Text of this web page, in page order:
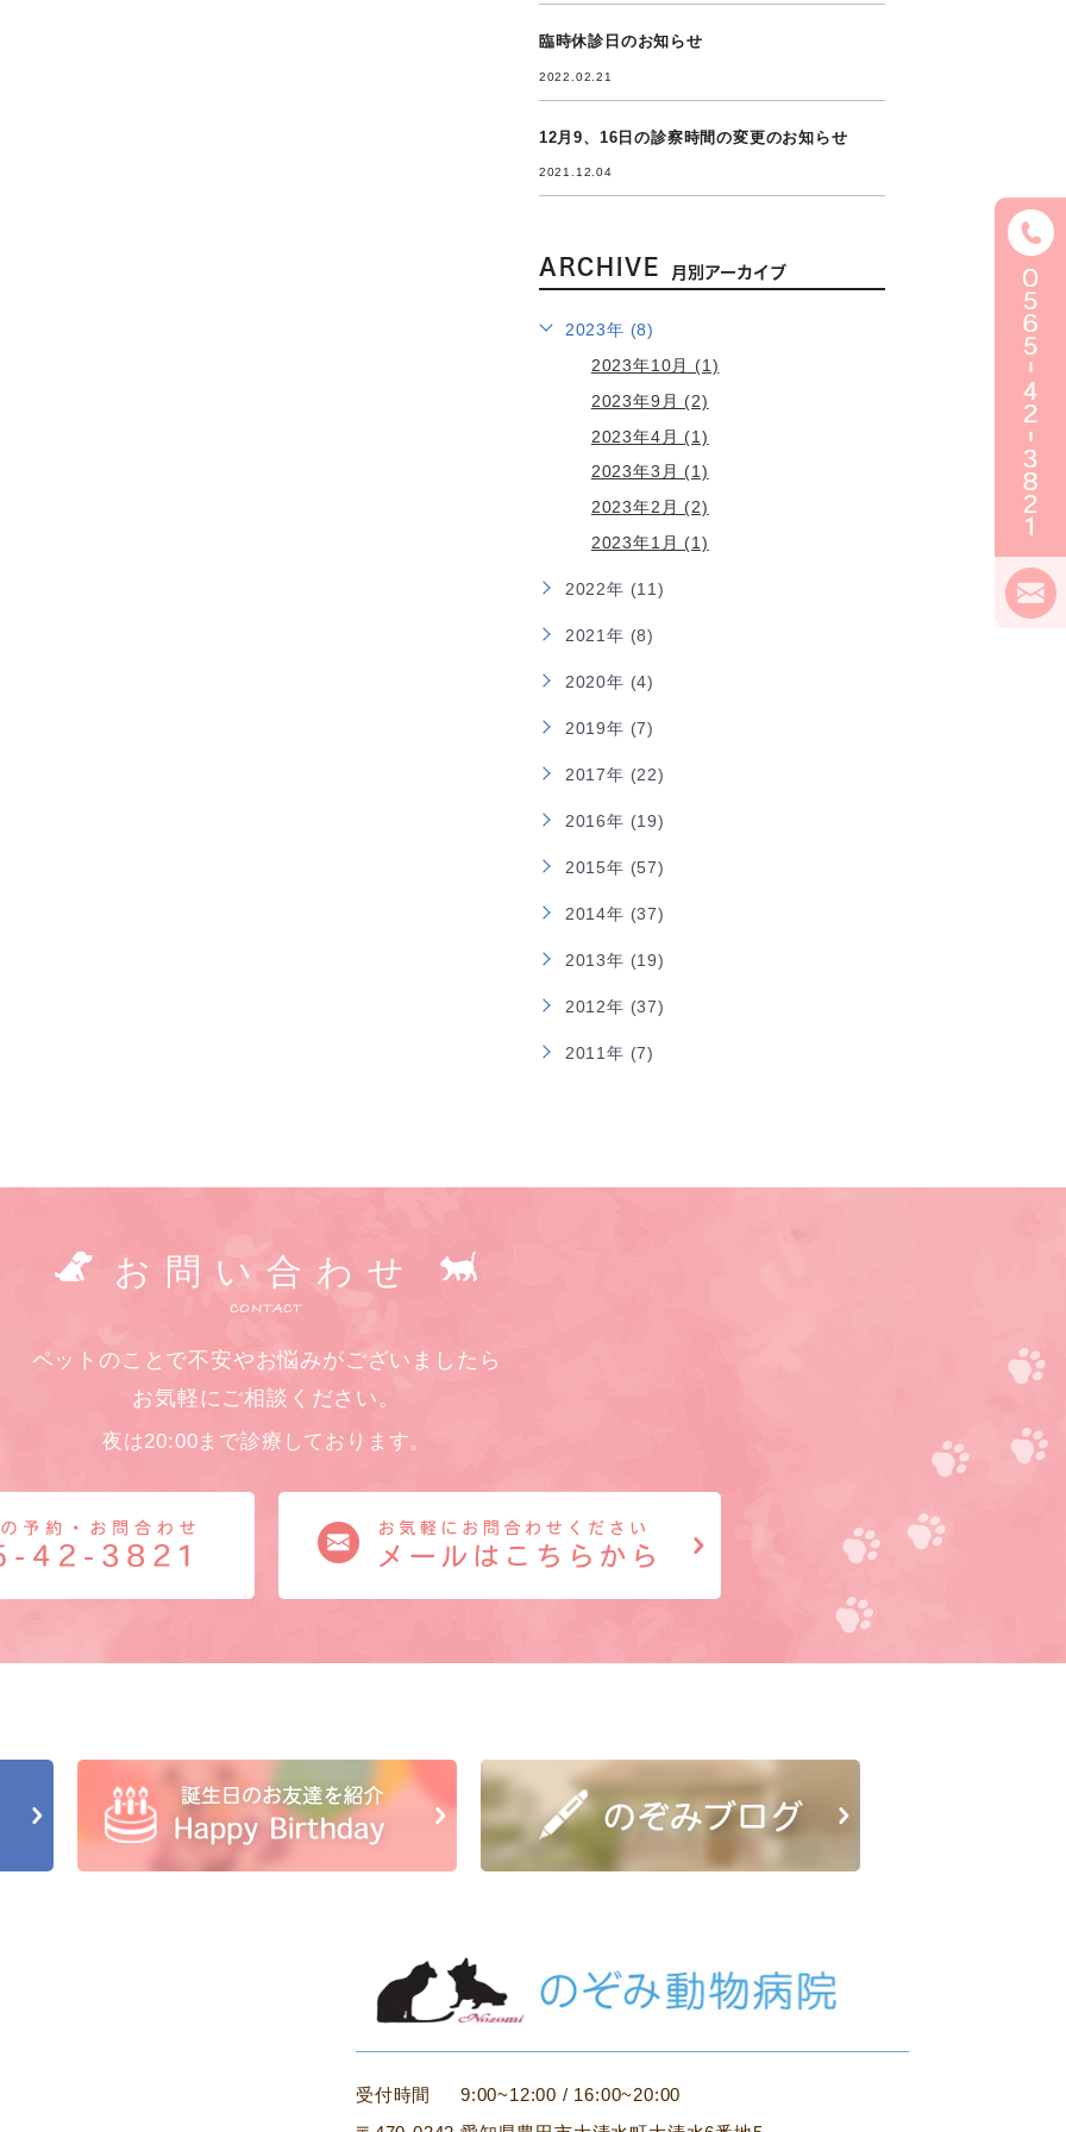
臨時休診日のお知らせ
2022.02.21
12月9、16日の診察時間の変更のお知らせ
2021.12.04
ARCHIVE 月別アーカイブ
2023年 (8)
2023年10月 (1)
2023年9月 (2)
2023年4月 (1)
2023年3月 (1)
2023年2月 (2)
2023年1月 (1)
2022年 (11)
2021年 (8)
2020年 (4)
2019年 (7)
2017年 (22)
2016年 (19)
2015年 (57)
2014年 (37)
2013年 (19)
2012年 (37)
2011年 (7)
お問い合わせ
CONTACT
ペットのことで不安やお悩みがございましたら
お気軽にご相談ください。
夜は20:00まで診療しております。
受付時間
9:00~12:00 / 16:00~20:00